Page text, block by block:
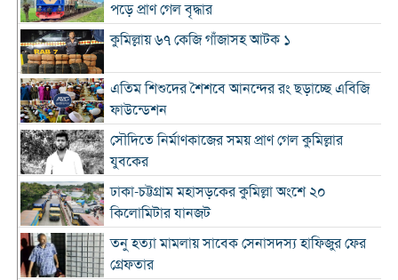
পড়ে প্রাণ গেল বৃদ্ধার
কুমিল্লায় ৬৭ কেজি গাঁজাসহ আটক ১
এতিম শিশুদের শৈশবে আনন্দের রং ছড়াচ্ছে এবিজি
ফাউন্ডেশন
সৌদিতে নির্মাণকাজের সময় প্রাণ গেল কুমিল্লার
যুবকের
ঢাকা-চট্টগ্রাম মহাসড়কের কুমিল্লা অংশে ২০
কিলোমিটার যানজট
তনু হত্যা মামলায় সাবেক সেনাসদস্য হাফিজুর ফের
গ্রেফতার